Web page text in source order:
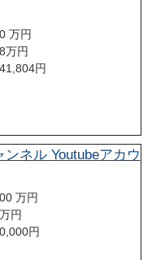
万円
万円
円
ンネル Youtubeアカウ
万円
万円
円